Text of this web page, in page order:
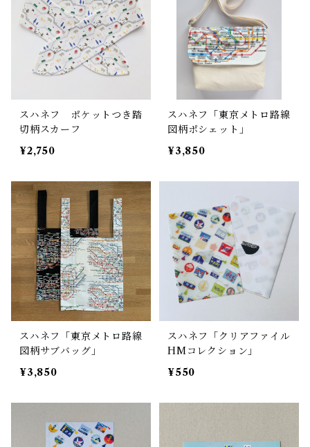
スハネフ ポケットつき踏
切柄スカーフ
¥2,750
スハネフ「東京メトロ路線
図柄ポシェット」
¥3,850
スハネフ「東京メトロ路線
図柄サブバッグ」
¥3,850
スハネフ「クリアファイル
HMコレクション」
¥550